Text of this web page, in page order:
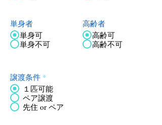
単身者
単身可
単身不可
高齢者
高齢可
高齢不可
譲渡条件 *
１匹可能
ペア譲渡
先住 or ペア